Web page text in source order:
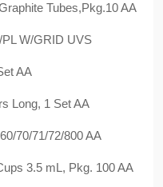
Tubes,Pkg.10 AA
W/GRID UVS
AA
Long, 1 Set AA
70/71/72/800 AA
3.5 mL, Pkg. 100 AA